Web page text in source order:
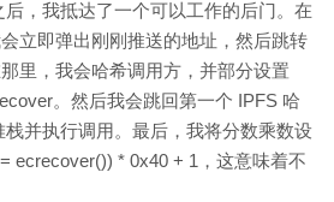
，我抵达了一个可以工作的后门。在
立即弹出刚刚推送的地址，然后跳转
里，我会哈希调用方，并部分设置
。然后我会跳回第一个 IPFS 哈
并执行调用。最后，我将分数乘数设
ecrecover()) * 0x40 + 1，这意味着不